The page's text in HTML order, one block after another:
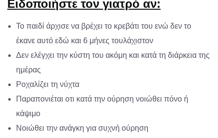
Ειδοποιήστε τον γιατρό αν:
Το παιδί άρχισε να βρέχει το κρεβάτι του ενώ δεν το
έκανε αυτό εδώ και 6 μήνες τουλάχιστον
Δεν ελέγχει την κύστη του ακόμη και κατά τη διάρκεια της
ημέρας
Ροχαλίζει τη νύχτα
Παραπονιέται οτι κατά την ούρηση νοιώθει πόνο ή
κάψιμο
Νοιώθει την ανάγκη για συχνή ούρηση